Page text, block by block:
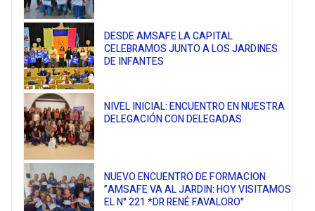
​​​​​​​DESDE AMSAFE LA CAPITAL
CELEBRAMOS JUNTO A LOS JARDINES
DE INFANTES
NIVEL INICIAL: ENCUENTRO EN NUESTRA
DELEGACIÓN CON DELEGADAS
NUEVO ENCUENTRO DE FORMACION
”AMSAFE VA AL JARDIN: HOY VISITAMOS
EL N° 221 *DR RENÉ FAVALORO"